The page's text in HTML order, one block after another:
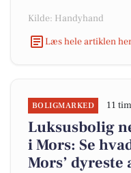
Kilde: Handyhand
Læs hele artiklen
BOLIGMARKED 11
Luksusbolig
i Mors: Se
Mors’ dyreste